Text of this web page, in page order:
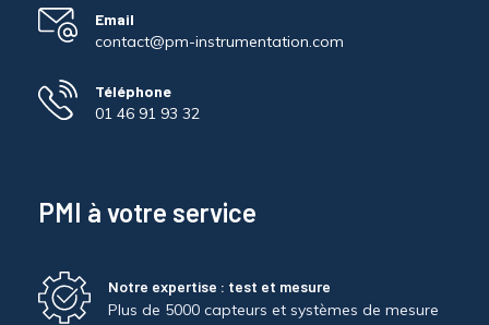
Email
contact@pm-instrumentation.com
Téléphone
01 46 91 93 32
PMI à votre service
Notre expertise : test et mesure
Plus de 5000 capteurs et systèmes de mesure